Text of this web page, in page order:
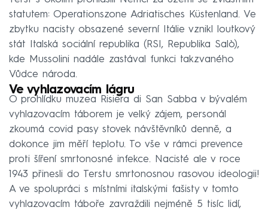
statutem: Operationszone Adriatisches Küstenland. Ve
zbytku nacisty obsazené severní Itálie vznikl loutkový
stát Italská sociální republika (RSI, Republika Salò),
kde Mussolini nadále zastával funkci takzvaného
Vůdce národa.
Ve vyhlazovacím lágru
O prohlídku muzea Risiera di San Sabba v bývalém
vyhlazovacím táborem je velký zájem, personál
zkoumá covid pasy stovek návštěvníků denně, a
dokonce jim měří teplotu. To vše v rámci prevence
proti šíření smrtonosné infekce. Nacisté ale v roce
1943 přinesli do Terstu smrtonosnou rasovou ideologii!
A ve spolupráci s místními italskými fašisty v tomto
vyhlazovacím táboře zavraždili nejméně 5 tisíc lidí,